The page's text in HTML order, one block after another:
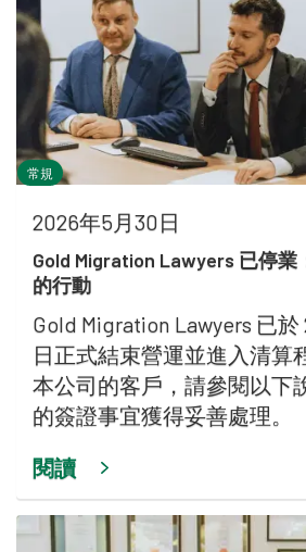
常規
2026年5月30日
Gold Migration Lawyers 已停
的行動
Gold Migration Lawyers 已於
日正式結束營運並進入清算
本公司的客戶，請參閱以下
的簽證事宜獲得妥善處理。
閱讀